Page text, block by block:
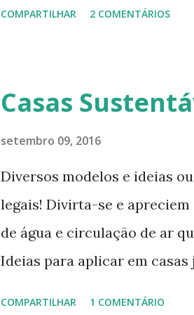
que vive para surprir suas
completamente habitável.
enxergar a beleza na sua
encontra o que parece, em
estúdio. Mas o cubo tem ao
e o escritório viram o quarto
c...
COMPARTILHAR 2 COMENTÁRIOS
Casas
setembro 09, 2016
Diversos modelos e ideias
legais! Divirta-se e
de água e circulação de ar
Ideias para aplicar em
COMPARTILHAR 1 COMENTÁRIO